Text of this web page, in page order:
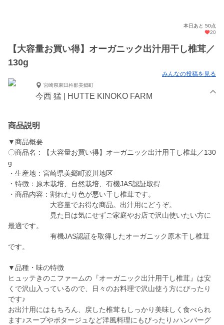
本日あと 50点
20
【大容量お買い得】オーガニック出汁用干し椎茸／
130g
みんなの投稿を見る
宮崎県東臼杵郡美郷町
今西 猛 | HUTTE KINOKO FARM
商品説明
▼商品概要
〇商品名：【大容量お買い得】オーガニック出汁用干し椎茸／130
g
・生産地：宮崎県美郷町渡川地区
・特徴：原木栽培、自然栽培、有機JAS認証取得
・商品内容：割れたり色が悪い干し椎茸です。
大容量でお得な商品。出汁用にどうぞ。
見た目は気にせずご家庭やお店で沢山使いたい方に
最適です。
有機JAS認証を取得したオーガニック原木干し椎茸
です。
▼品種・味の特徴
ヒュッテきのこファームの『オーガニック出汁用干し椎茸』は安
くで沢山入っているので、日々のお料理で沢山使う方にぴったり
です♪
お出汁用にはもちろん、戻した椎茸もしっかり美味しく食べられ
ます♪スープやポタージュなど洋風料理にもぴったり♪ハンバーグ